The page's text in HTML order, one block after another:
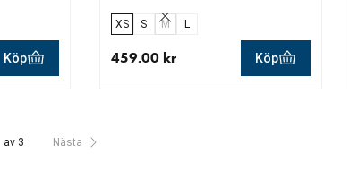
Köp
XS S M L
459.00 kr Köp
av 3 Nästa